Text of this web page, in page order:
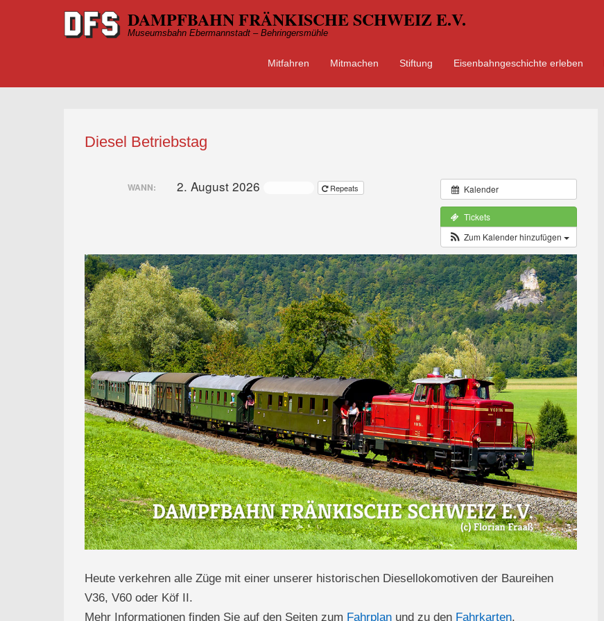
DAMPFBAHN FRÄNKISCHE SCHWEIZ E.V.
Museumsbahn Ebermannstadt – Behringersmühle
Primärmenü
Zum Inhalt springen
Mitfahren Mitmachen Stiftung Eisenbahngeschichte erleben
Diesel Betriebstag
Kalender
Tickets
Zum Kalender hinzufügen
WANN: 2. August 2026 Repeats
Heute verkehren alle Züge mit einer unserer historischen Diesellokomotiven der Baureihen
V36, V60 oder Köf II.
Mehr Informationen finden Sie auf den Seiten zum Fahrplan und zu den Fahrkarten.